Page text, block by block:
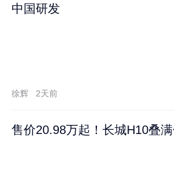
中国研发
徐辉 2天前
售价20.98万起！长城H10叠